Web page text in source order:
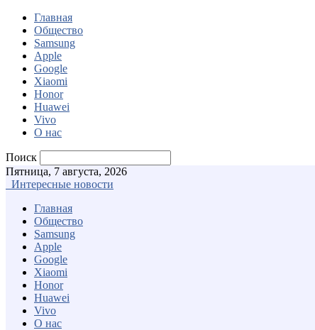
Главная
Общество
Samsung
Apple
Google
Xiaomi
Honor
Huawei
Vivo
О нас
Поиск
Пятница, 7 августа, 2026
Интересные новости
Главная
Общество
Samsung
Apple
Google
Xiaomi
Honor
Huawei
Vivo
О нас